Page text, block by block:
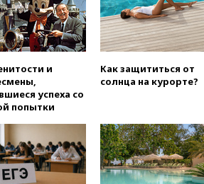
20:00
Зеленский 8 августа
посетит Сербию с
официальным визитом
19:58
В Госдуму будет внесен
законопроект об отмене ЕГЭ
Аэропорты Сочи и
WP: Трамп призвал
доноров-республиканцев
поддержать Вэнса на выборах
2028 года
и
успеха со
попытки
Как защититься от
солнца на курорте?